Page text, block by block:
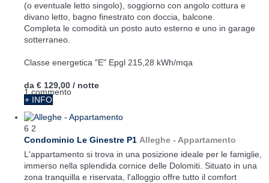
(o eventuale letto singolo), soggiorno con angolo cottura e
divano letto, bagno finestrato con doccia, balcone.
Completa le comodità un posto auto esterno e uno in garage
sotterraneo.
Classe energetica "E" Epgl 215,28 kWh/mqa
1 commento
da € 129,00 / notte
+ INFO
6 2
Condominio Le Ginestre P1 Alleghe - Appartamento
L'appartamento si trova in una posizione ideale per le famiglie,
immerso nella splendida cornice delle Dolomiti. Situato in una
zona tranquilla e riservata, l'alloggio offre tutto il comfort